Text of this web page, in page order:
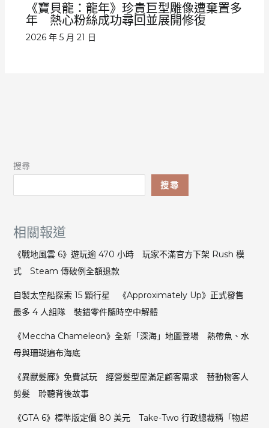
《寶貝龍：龍年》珍貴巨型雕像遭棄置多
年 熱心粉絲成功尋回並展開修復
2026 年 5 月 21 日
搜尋
搜尋
相關報道
《戰地風雲 6》遊玩逾 470 小時 玩家不滿官方下架 Rush 模
式 Steam 傳破例全額退款
自製太空船探索 15 顆行星 《Approximately Up》正式發售
最多 4 人組隊 裝錯零件隨時空中解體
《Meccha Chameleon》全新「深海」地圖登場 熱帶魚、水
母與珊瑚遍布海底
《異獸髮廊》免費試玩 經營髮型屋滿足顧客需求 替動物客人
剪髮 聆聽背後故事
《GTA 6》標準版定價 80 美元 Take-Two 行政總裁稱「物超